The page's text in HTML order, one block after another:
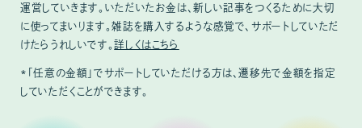
運営していきます。いただいたお金は、新しい記事をつくるために大切
に使ってまいります。雑誌を購入するような感覚で、サポートしていただ
けたらうれしいです。詳しくはこちら
*「任意の金額」でサポートしていただける方は、遷移先で金額を指定
していただくことができます。